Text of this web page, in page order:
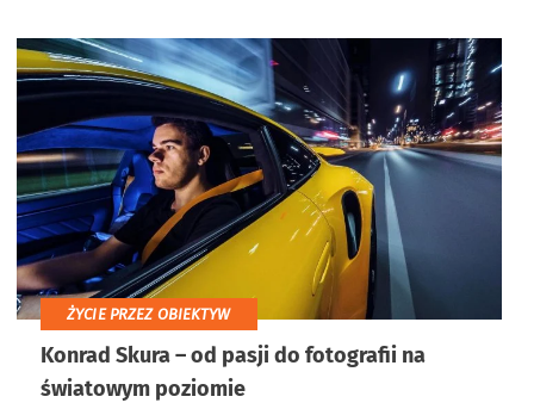
ŻYCIE PRZEZ OBIEKTYW
Konrad Skura – od pasji do fotografii na
światowym poziomie